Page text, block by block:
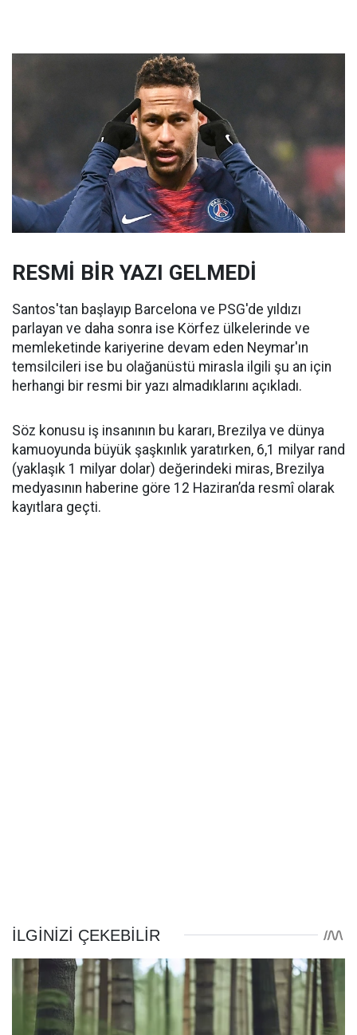
RESMİ BİR YAZI GELMEDİ
Santos'tan başlayıp Barcelona ve PSG'de yıldızı
parlayan ve daha sonra ise Körfez ülkelerinde ve
memleketinde kariyerine devam eden Neymar'ın
temsilcileri ise bu olağanüstü mirasla ilgili şu an için
herhangi bir resmi bir yazı almadıklarını açıkladı.
Söz konusu iş insanının bu kararı, Brezilya ve dünya
kamuoyunda büyük şaşkınlık yaratırken, 6,1 milyar rand
(yaklaşık 1 milyar dolar) değerindeki miras, Brezilya
medyasının haberine göre 12 Haziran’da resmî olarak
kayıtlara geçti.